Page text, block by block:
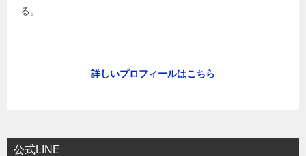
る。
詳しいプロフィールはこちら
公式LINE